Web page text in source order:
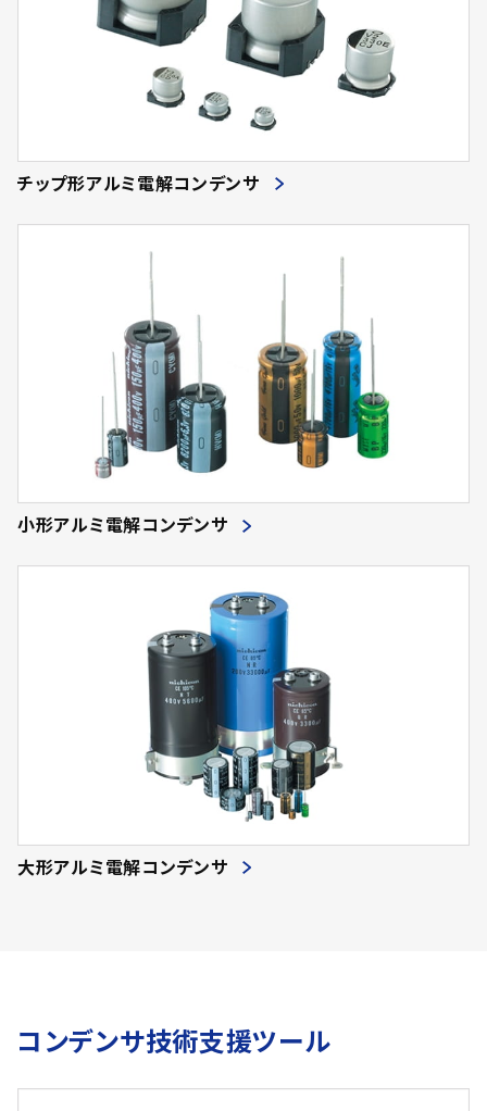
チップ形アルミ電解コンデンサ
小形アルミ電解コンデンサ
大形アルミ電解コンデンサ
コンデンサ技術支援ツール